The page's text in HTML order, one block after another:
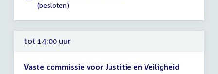
14:00(besloten)
tot 14:00 uur
Vaste commissie voor Justitie en Veiligheid